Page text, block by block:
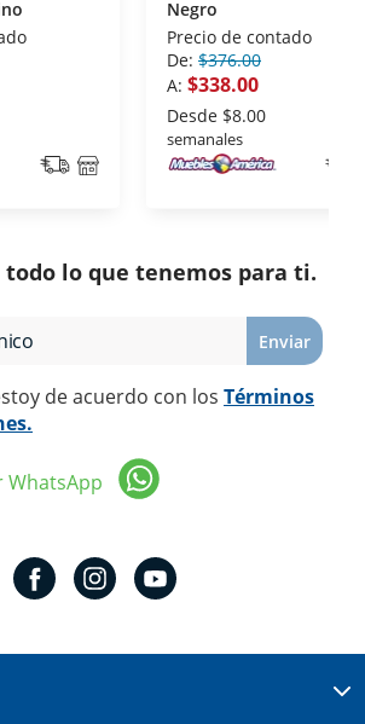
Negro
Precio de contado
De: $376.00
A: $338.00
Desde $8.00
semanales
todo lo que tenemos para ti.
Enviar
de acuerdo con los Términos
WhatsApp